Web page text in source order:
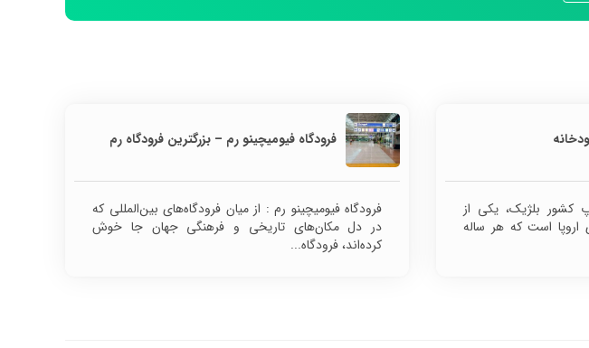
کشور بلژیک، یکی از
اروپا است که هر ساله
فرودگاه فیومیچینو رم – بزرگترین فرودگاه رم
فرودگاه فیومیچینو رم : از میان فرودگاه‌های بین‌المللی که
در دل مکان‌های تاریخی و فرهنگی جهان جا خوش
کرده‌اند، فرودگاه...